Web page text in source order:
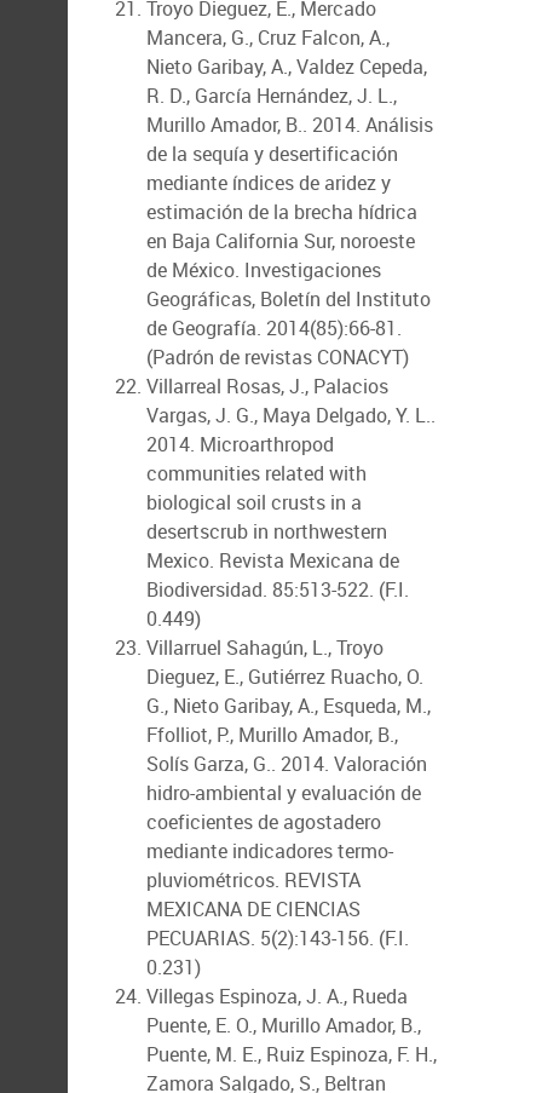
Troyo Dieguez, E., Mercado
Mancera, G., Cruz Falcon, A.,
Nieto Garibay, A., Valdez Cepeda,
R. D., García Hernández, J. L.,
Murillo Amador, B.. 2014. Análisis
de la sequía y desertificación
mediante índices de aridez y
estimación de la brecha hídrica
en Baja California Sur, noroeste
de México. Investigaciones
Geográficas, Boletín del Instituto
de Geografía. 2014(85):66-81.
(Padrón de revistas CONACYT)
Villarreal Rosas, J., Palacios
Vargas, J. G., Maya Delgado, Y. L..
2014. Microarthropod
communities related with
biological soil crusts in a
desertscrub in northwestern
Mexico. Revista Mexicana de
Biodiversidad. 85:513-522. (F.I.
0.449)
Villarruel Sahagún, L., Troyo
Dieguez, E., Gutiérrez Ruacho, O.
G., Nieto Garibay, A., Esqueda, M.,
Ffolliot, P., Murillo Amador, B.,
Solís Garza, G.. 2014. Valoración
hidro-ambiental y evaluación de
coeficientes de agostadero
mediante indicadores termo-
pluviométricos. REVISTA
MEXICANA DE CIENCIAS
PECUARIAS. 5(2):143-156. (F.I.
0.231)
Villegas Espinoza, J. A., Rueda
Puente, E. O., Murillo Amador, B.,
Puente, M. E., Ruiz Espinoza, F. H.,
Zamora Salgado, S., Beltran